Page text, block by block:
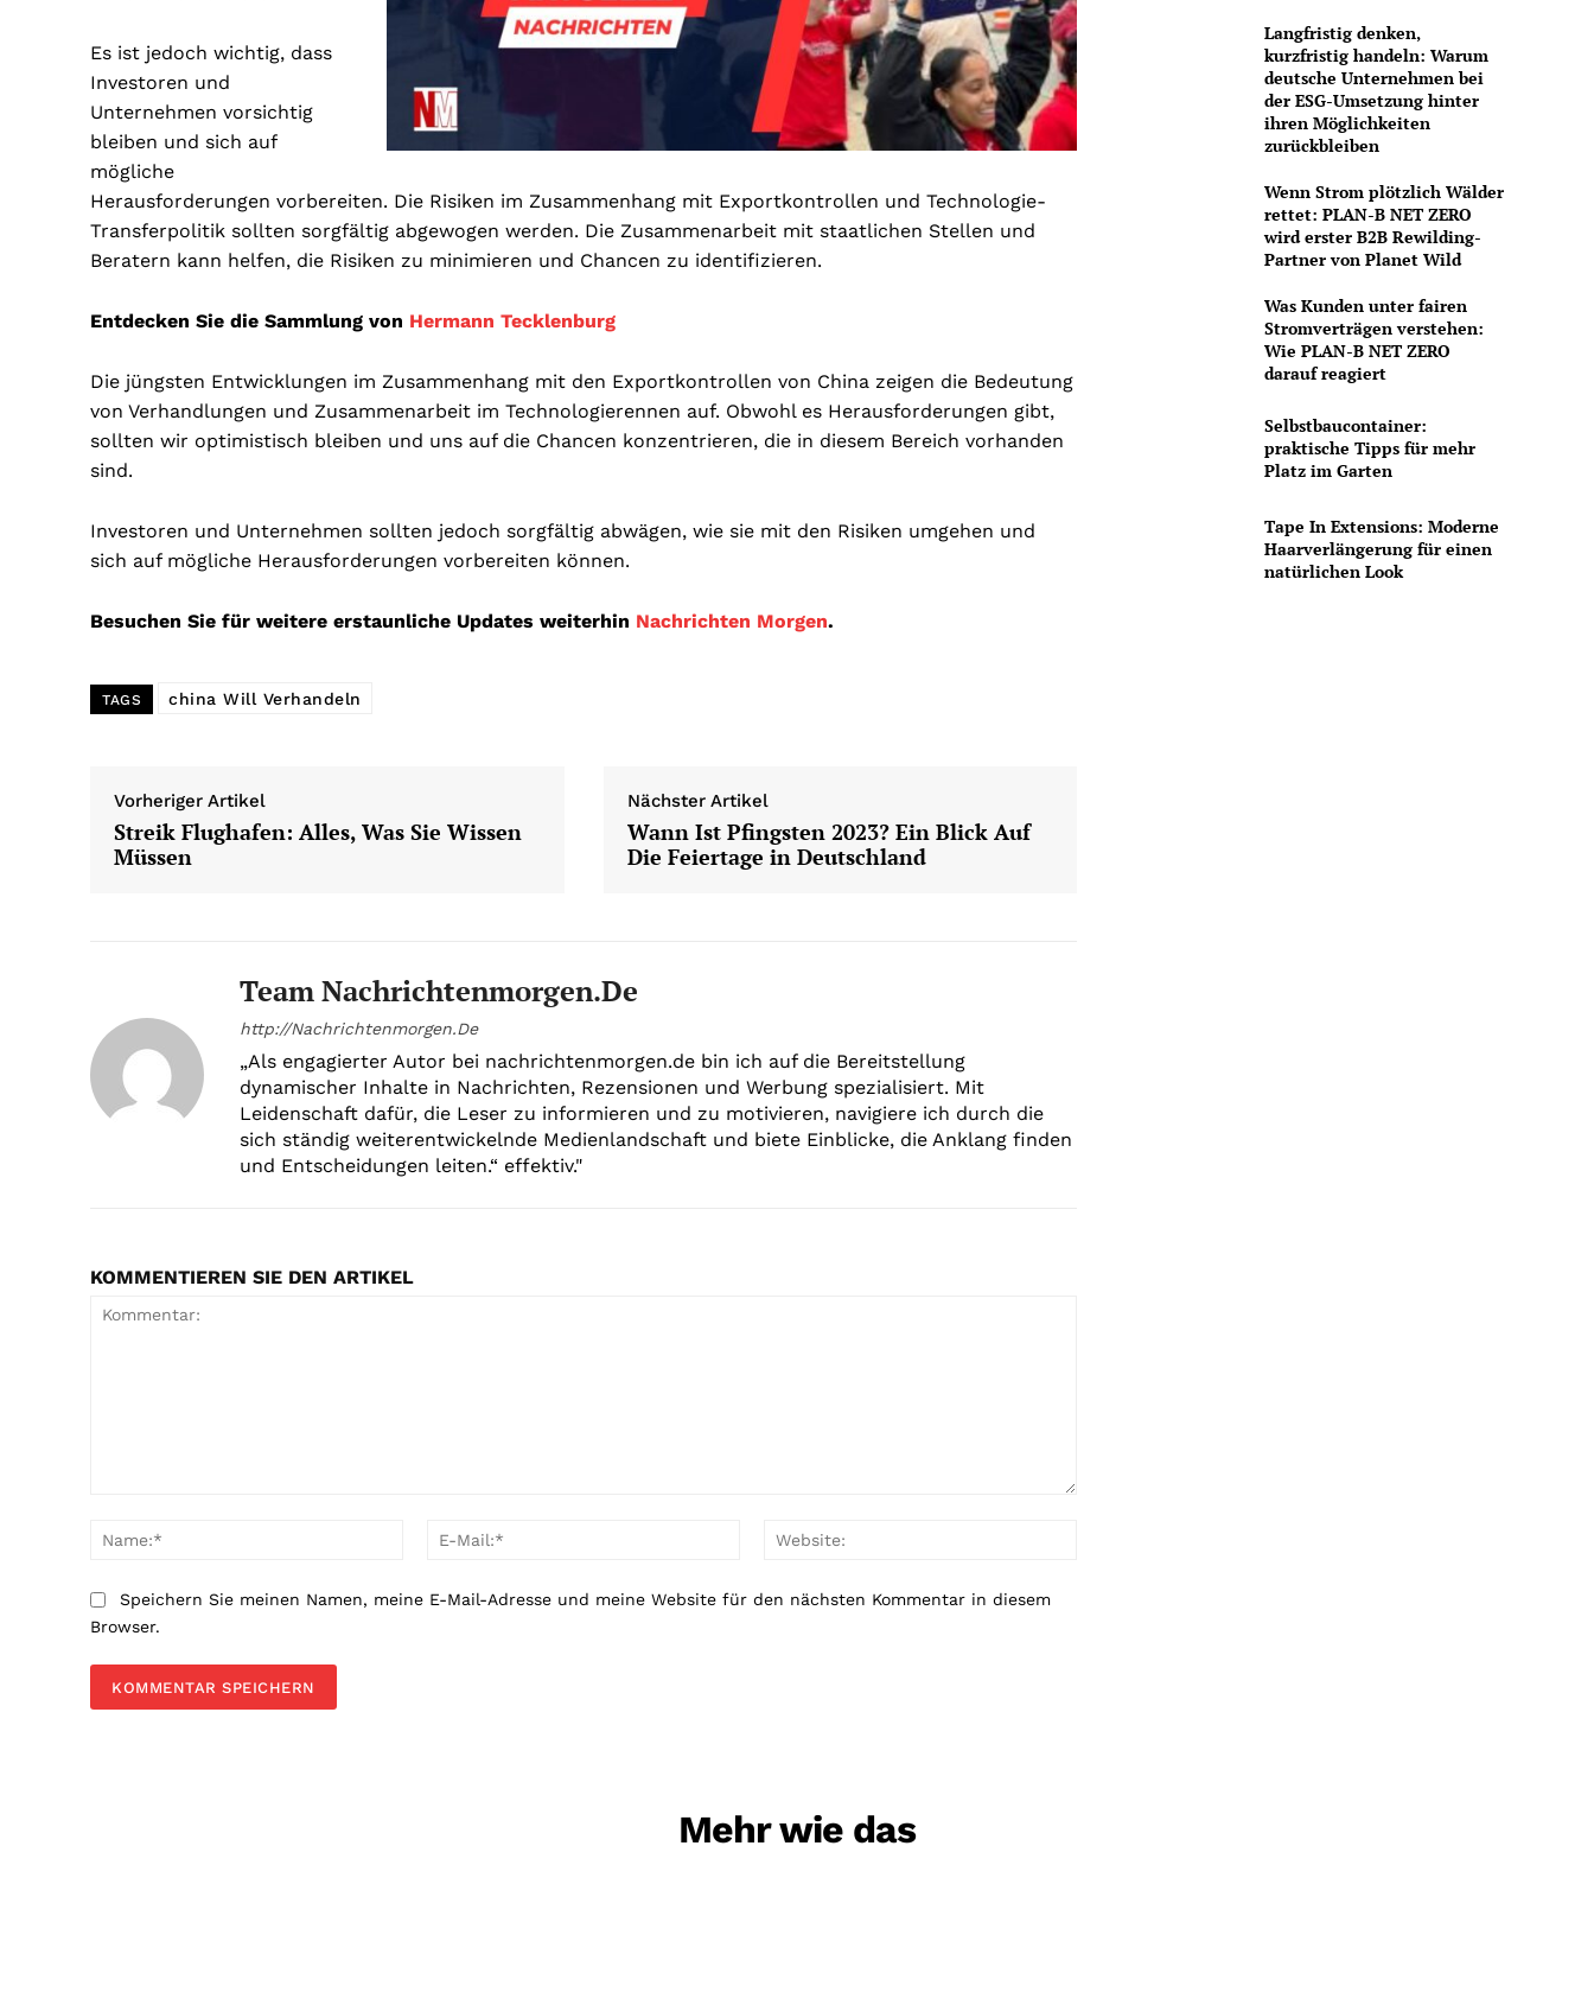
Es ist jedoch wichtig, dass
Investoren und
Unternehmen vorsichtig
bleiben und sich auf
mögliche
Herausforderungen vorbereiten. Die Risiken im Zusammenhang mit Exportkontrollen und Technologie-
Transferpolitik sollten sorgfältig abgewogen werden. Die Zusammenarbeit mit staatlichen Stellen und
Beratern kann helfen, die Risiken zu minimieren und Chancen zu identifizieren.
Entdecken Sie die Sammlung von Hermann Tecklenburg
Die jüngsten Entwicklungen im Zusammenhang mit den Exportkontrollen von China zeigen die Bedeutung
von Verhandlungen und Zusammenarbeit im Technologierennen auf. Obwohl es Herausforderungen gibt,
sollten wir optimistisch bleiben und uns auf die Chancen konzentrieren, die in diesem Bereich vorhanden
sind.
Investoren und Unternehmen sollten jedoch sorgfältig abwägen, wie sie mit den Risiken umgehen und
sich auf mögliche Herausforderungen vorbereiten können.
Besuchen Sie für weitere erstaunliche Updates weiterhin Nachrichten Morgen.
TAGS china Will Verhandeln
Vorheriger Artikel
Streik Flughafen: Alles, Was Sie Wissen
Müssen
Nächster Artikel
Wann Ist Pfingsten 2023? Ein Blick Auf
Die Feiertage in Deutschland
Team Nachrichtenmorgen.de
http://Nachrichtenmorgen.De
„Als engagierter Autor bei nachrichtenmorgen.de bin ich auf die Bereitstellung
dynamischer Inhalte in Nachrichten, Rezensionen und Werbung spezialisiert. Mit
Leidenschaft dafür, die Leser zu informieren und zu motivieren, navigiere ich durch die
sich ständig weiterentwickelnde Medienlandschaft und biete Einblicke, die Anklang finden
und Entscheidungen leiten.“ effektiv."
KOMMENTIEREN SIE DEN ARTIKEL
Name:*
Speichern Sie meinen Namen, meine E-Mail-Adresse und meine Website für den nächsten Kommentar in diesem
Browser.
Langfristig denken,
kurzfristig handeln: Warum
deutsche Unternehmen bei
der ESG-Umsetzung hinter
ihren Möglichkeiten
zurückbleiben
Wenn Strom plötzlich Wälder
rettet: PLAN-B NET ZERO
wird erster B2B Rewilding-
Partner von Planet Wild
Was Kunden unter fairen
Stromverträgen verstehen:
Wie PLAN-B NET ZERO
darauf reagiert
Selbstbaucontainer:
praktische Tipps für mehr
Platz im Garten
Tape In Extensions: Moderne
Haarverlängerung für einen
natürlichen Look
Mehr wie das